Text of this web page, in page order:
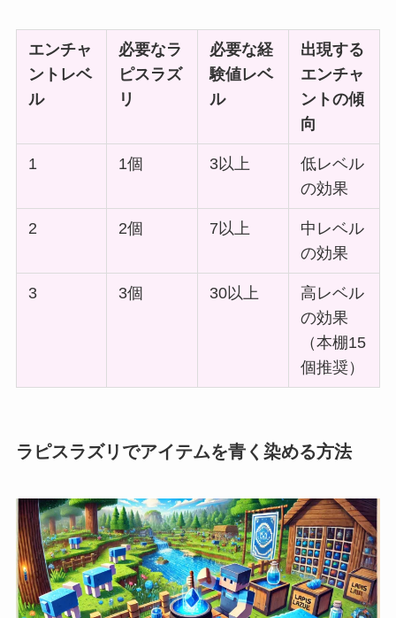
エンチャ
ントレベ
ル
必要なラ
ピスラズ
リ
必要な経
験値レベ
ル
出現する
エンチャ
ントの傾
向
1 1個 3以上
低レベル
の効果
2 2個 7以上
中レベル
の効果
3 3個 30以上
高レベル
の効果
（本棚15
個推奨）
ラピスラズリでアイテムを青く染める方法